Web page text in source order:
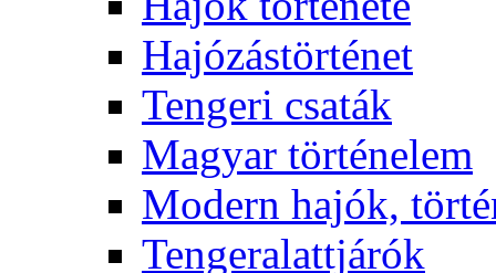
Hajózástörténet
Tengeri csaták
Magyar történelem
Modern hajók,
Tengeralattjárók